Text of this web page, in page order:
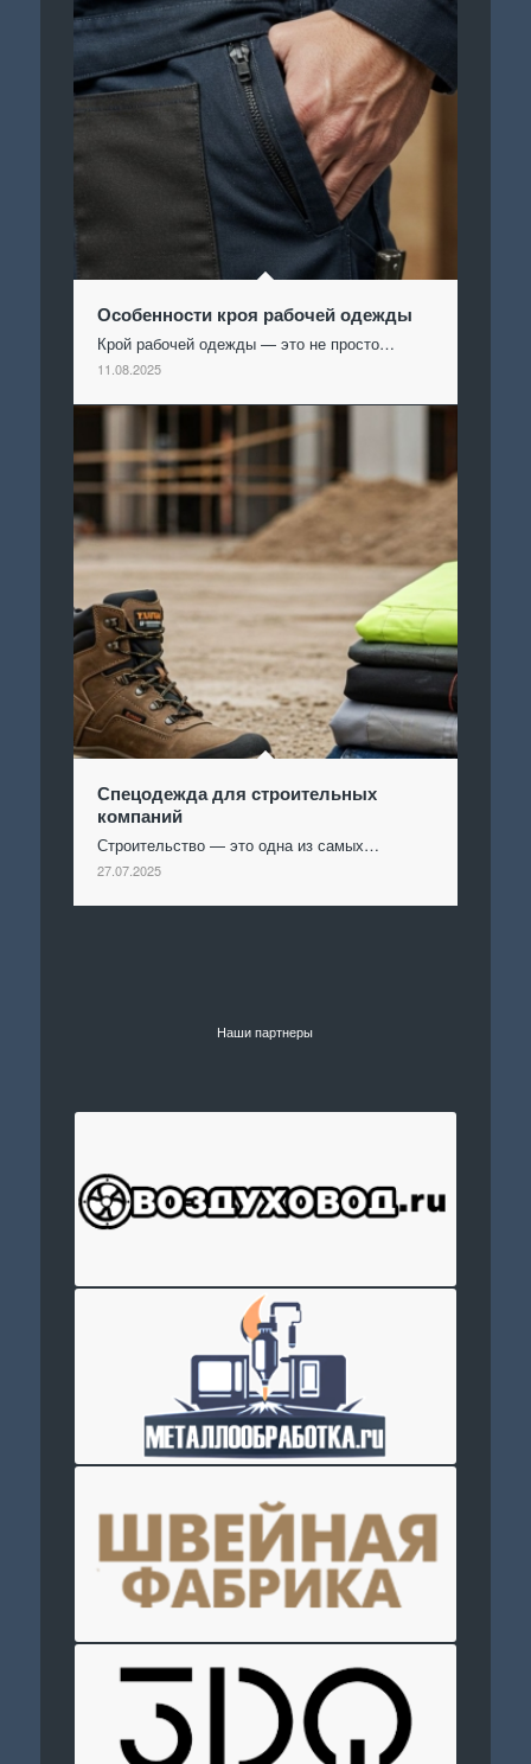
Особенности кроя рабочей одежды
Крой рабочей одежды — это не просто…
11.08.2025
Спецодежда для строительных
компаний
Строительство — это одна из самых…
27.07.2025
Наши партнеры